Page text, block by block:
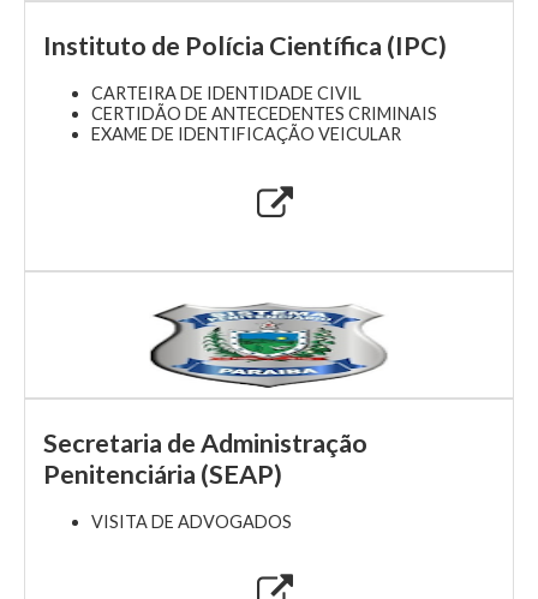
Instituto de Polícia Científica (IPC)
CARTEIRA DE IDENTIDADE CIVIL
CERTIDÃO DE ANTECEDENTES CRIMINAIS
EXAME DE IDENTIFICAÇÃO VEICULAR
Secretaria de Administração
Penitenciária (SEAP)
VISITA DE ADVOGADOS